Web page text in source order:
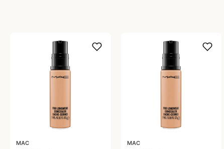
MAC MAC